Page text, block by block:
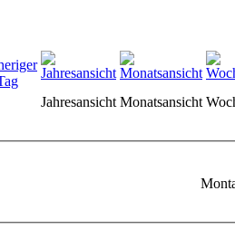
Jahresansicht Monatsansicht